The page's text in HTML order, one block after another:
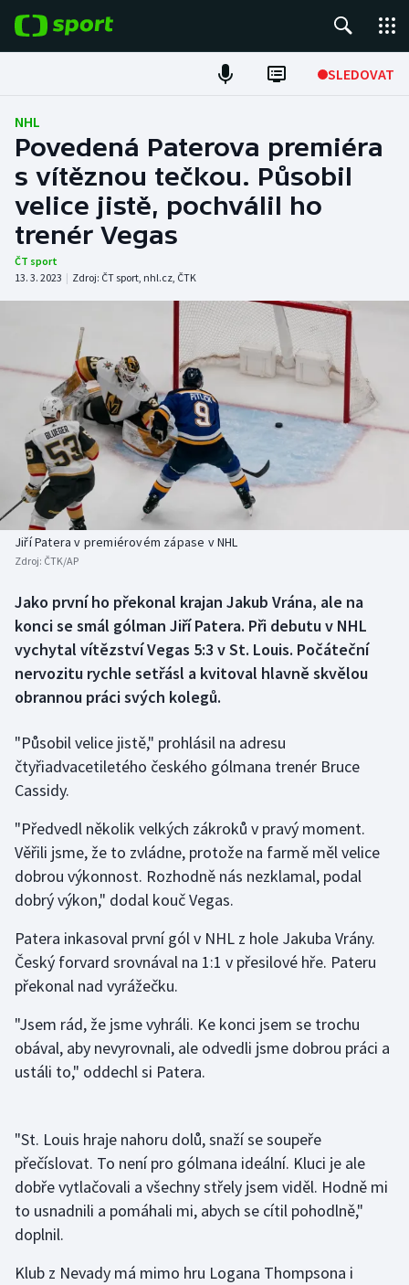
SLEDOVAT
Fotbal
Hokej
Tenis
Atletika
DALŠÍ SPORTY
Americký fotbal
Baseball a softbal
Basketbal
Biatlon
Boby a skeleton
Box
Curling
Futsal
Golf
Gymnastika
Házená
Jezdectví
Judo
Krasobruslení
Lezení
Moderní pětiboj
Motorsport
NEPŘEHLÉDNĚTE
Soutěže
Historické návraty
Aplikace ČT sport
AZ kvíz
NHL
Povedená Paterova premiéra
s vítěznou tečkou. Působil
velice jistě, pochválil ho
trenér Vegas
ČT sport
13. 3. 2023 | Zdroj: ČT sport, nhl.cz, ČTK
Jiří Patera v premiérovém zápase v NHL
Zdroj: ČTK/AP
Jako první ho překonal krajan Jakub Vrána, ale na
konci se smál gólman Jiří Patera. Při debutu v NHL
vychytal vítězství Vegas 5:3 v St. Louis. Počáteční
nervozitu rychle setřásl a kvitoval hlavně skvělou
obrannou práci svých kolegů.
"Působil velice jistě," prohlásil na adresu
čtyřiadvacetiletého českého gólmana trenér Bruce
Cassidy.
"Předvedl několik velkých zákroků v pravý moment.
Věřili jsme, že to zvládne, protože na farmě měl velice
dobrou výkonnost. Rozhodně nás nezklamal, podal
dobrý výkon," dodal kouč Vegas.
Patera inkasoval první gól v NHL z hole Jakuba Vrány.
Český forvard srovnával na 1:1 v přesilové hře. Pateru
překonal nad vyrážečku.
"Jsem rád, že jsme vyhráli. Ke konci jsem se trochu
obával, aby nevyrovnali, ale odvedli jsme dobrou práci a
ustáli to," oddechl si Patera.
"St. Louis hraje nahoru dolů, snaží se soupeře
přečíslovat. To není pro gólmana ideální. Kluci je ale
dobře vytlačovali a všechny střely jsem viděl. Hodně mi
to usnadnili a pomáhali mi, abych se cítil pohodlně,"
doplnil.
Klub z Nevady má mimo hru Logana Thompsona i